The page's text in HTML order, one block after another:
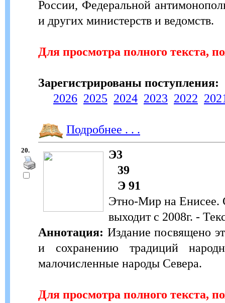
России, Федеральной
и других министерств и ведомств.
Для просмотра полного текста,
Зарегистрированы поступления:
2026 2025 2024 2023 2022
Подробнее . . .
20.
Э3
39
Э 91
Этно-Мир на Енисее.
выходит с 2008г. -
Аннотация: Издание посвящено
и сохранению традиций
малочисленные народы Севера.
Для просмотра полного текста,